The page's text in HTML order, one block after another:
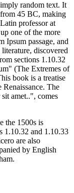
random text. It
45 BC, making
professor at
one of the more
Ipsum passage, and
discovered
sections 1.10.32
(The Extremes of
book is a treatise
The
amet..", comes
the 1500s is
1.10.32 and 1.10.33
are also
by English